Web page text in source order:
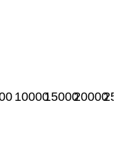
100001500020000